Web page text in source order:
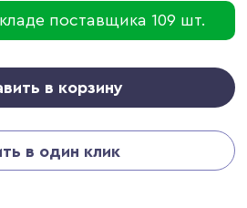
поставщика 109 шт.
в корзину
в один клик